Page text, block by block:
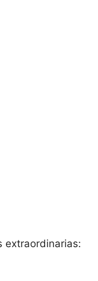
extraordinarias: